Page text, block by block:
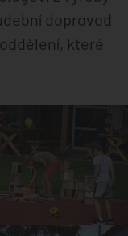
doprovod
které